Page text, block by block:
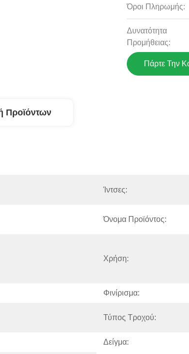
Όροι Πληρωμής:
Δυνατότητα
Προμήθειας:
Πάρτε Την
Προϊόντων
Ίντσες:
Όνομα Προϊόντος:
Χρήση:
Φινίρισμα:
Τύπος Τροχού:
Δείγμα: